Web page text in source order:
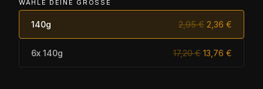
WÄHLE DEINE GRÖSSE
140g 2,95 € 2,36 €
6x 140g 17,20 € 13,76 €